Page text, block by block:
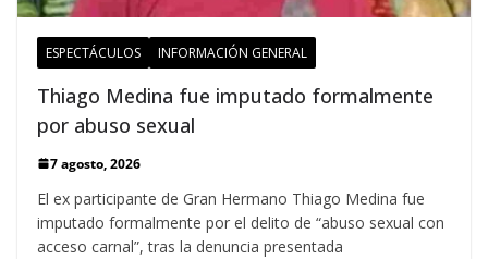
ESPECTÁCULOS INFORMACIÓN GENERAL
Thiago Medina fue imputado formalmente
por abuso sexual
7 agosto, 2026
El ex participante de Gran Hermano Thiago Medina fue
imputado formalmente por el delito de “abuso sexual con
acceso carnal”, tras la denuncia presentada